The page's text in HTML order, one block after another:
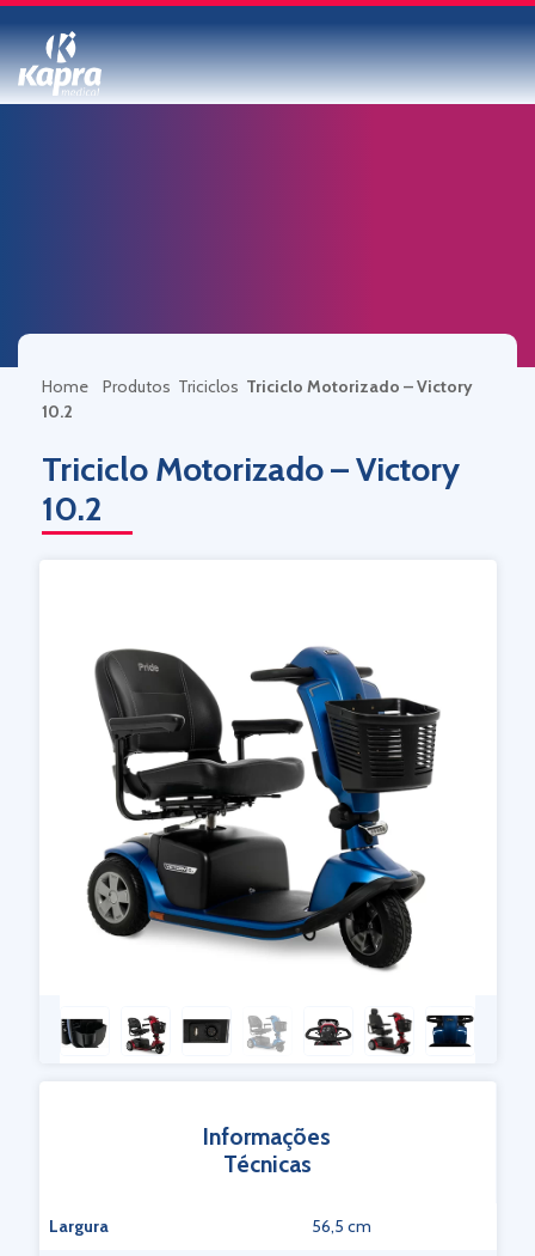
Home Produtos Triciclos Triciclo Motorizado – Victory
10.2
Triciclo Motorizado – Victory
10.2
Informações
Técnicas
Largura 56,5 cm